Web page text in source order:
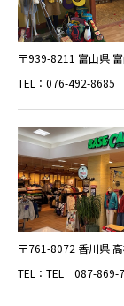
〒939-8211 富山県
TEL：076-492-8685
〒761-8072 香川県
TEL：TEL 087-